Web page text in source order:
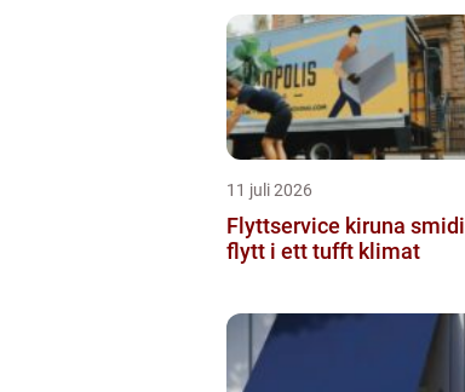
11 juli 2026
Flyttservice kiruna smidig
flytt i ett tufft klimat